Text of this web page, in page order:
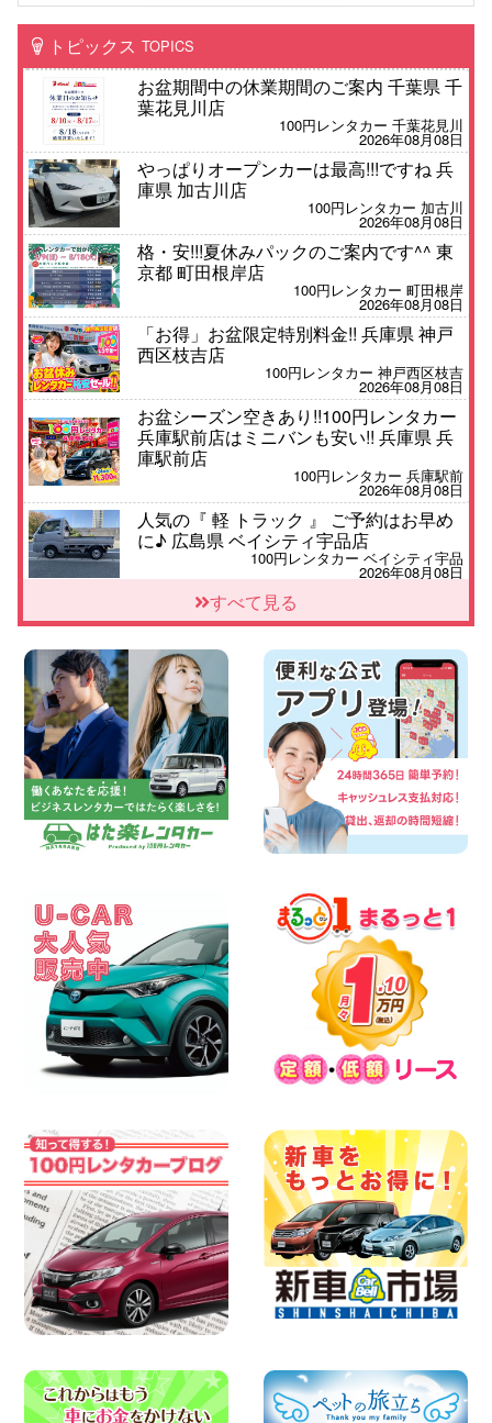
トピックス TOPICS
お盆期間中の休業期間のご案内 千葉県 千
葉花見川店
100円レンタカー 千葉花見川
2026年08月08日
やっぱりオープンカーは最高!!!ですね 兵
庫県 加古川店
100円レンタカー 加古川
2026年08月08日
格・安!!!夏休みパックのご案内です^^ 東
京都 町田根岸店
100円レンタカー 町田根岸
2026年08月08日
「お得」お盆限定特別料金!! 兵庫県 神戸
西区枝吉店
100円レンタカー 神戸西区枝吉
2026年08月08日
お盆シーズン空きあり!!100円レンタカー
兵庫駅前店はミニバンも安い!! 兵庫県 兵
庫駅前店
100円レンタカー 兵庫駅前
2026年08月08日
人気の『 軽 トラック 』 ご予約はお早め
に♪ 広島県 ベイシティ宇品店
100円レンタカー ベイシティ宇品
2026年08月08日
★WRX 作業紹介★ 三重県 四日市インタ
ー店
2026年08月08日
横浜弥生台店限定!!夏季特別キャンペーン
のお知らせ!! 神奈川県 横浜弥生台店
100円レンタカー 横浜弥生台
2026年08月08日
2026三河安城店お盆休みご連絡 愛知県
三河安城店
100円レンタカー 三河安城
2026年08月08日
☆ お盆特別乗り放題プラン ☆ 埼玉県 杉
佐渡でのドライブは安全第一!交通事故に
ご注意ください 新潟県 佐渡空港店
100円レンタカー 佐渡空港
2026年08月07日
楽しい佐渡旅行を守るために!安全運転の
お願い 新潟県 両津店
100円レンタカー 両津
2026年08月07日
100円レンタカー 中川かの里
2026年08月07日
☆ 夏休みクーポン登場!最大9,500円おト
ク! ☆ 鳥取県 鳥取青谷店
100円レンタカー 鳥取青谷
2026年08月07日
人気のハイエース!! 大阪府 寝屋川太間東
町店
100円レンタカー 寝屋川太間東町
2026年08月07日
夏季休暇のお知らせ 東京都 墨田両国店
100円レンタカー 墨田両国
2026年08月07日
すべて見る